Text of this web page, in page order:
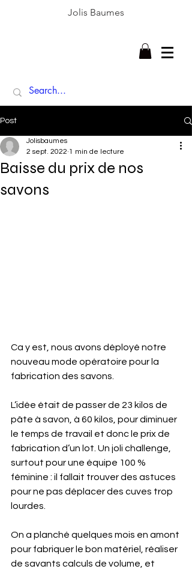
Jolis Baumes
Post
Baisse du prix de nos
savons
Jolisbaumes
2 sept. 2022 1 min de lecture
Ca y est, nous avons déployé notre
nouveau mode opératoire pour la
fabrication des savons.
L’idée était de passer de 23 kilos de
pâte à savon, à 60 kilos, pour diminuer
le temps de travail et donc le prix de
fabrication d’un lot. Un joli challenge,
surtout pour une équipe 100 %
féminine : il fallait trouver des astuces
pour ne pas déplacer des cuves trop
lourdes.
On a planché quelques mois en amont
pour fabriquer le bon matériel, réaliser
de savants calculs de volume, et